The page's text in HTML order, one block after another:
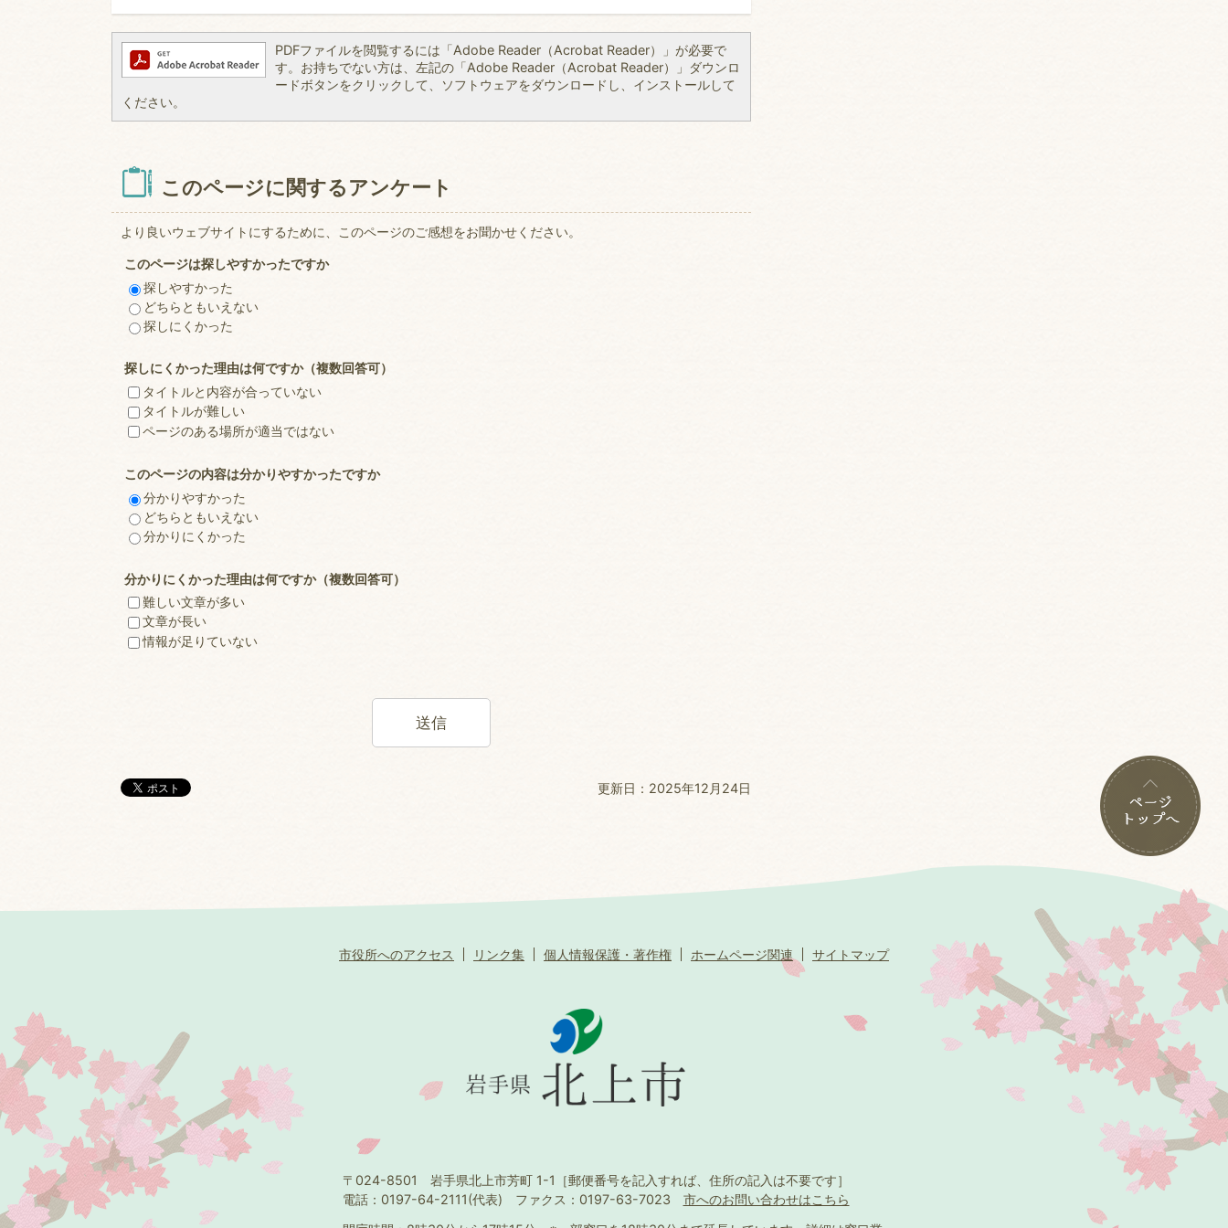
PDFファイルを閲覧するには「Adobe Reader（Acrobat Reader）」が必要で
す。お持ちでない方は、左記の「Adobe Reader（Acrobat Reader）」ダウンロ
ードボタンをクリックして、ソフトウェアをダウンロードし、インストールして
ください。
このページに関するアンケート
より良いウェブサイトにするために、このページのご感想をお聞かせください。
このページは探しやすかったですか
探しやすかった
どちらともいえない
探しにくかった
探しにくかった理由は何ですか（複数回答可）
タイトルと内容が合っていない
タイトルが難しい
ページのある場所が適当ではない
このページの内容は分かりやすかったですか
分かりやすかった
どちらともいえない
分かりにくかった
分かりにくかった理由は何ですか（複数回答可）
難しい文章が多い
文章が長い
情報が足りていない
更新日：2025年12月24日
市役所へのアクセス リンク集 個人情報保護・著作権 ホームページ関連 サイトマップ
〒024-8501 岩手県北上市芳町 1-1 ［郵便番号を記入すれば、住所の記入は不要です］
電話：0197-64-2111(代表) ファクス：0197-63-7023 市へのお問い合わせはこちら